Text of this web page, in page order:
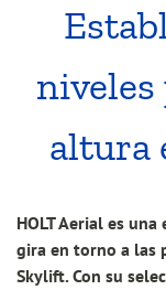
niveles
altura
HOLT Aerial es
gira en torno a las
Skylift. Con su